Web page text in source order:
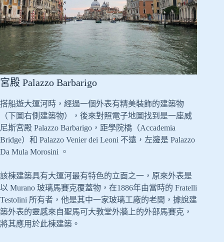
宮殿 Palazzo Barbarigo
搭船遊大運河時，經過一個外表有精美裝飾的建築物
（下圖右側建築物），後來對照電子地圖找到是一座威
尼斯宮殿 Palazzo Barbarigo，距學院橋（Accademia
Bridge）和 Palazzo Venier dei Leoni 不遠，左邊是 Palazzo
Da Mula Morosini 。
該棟建築具有大運河最有特色的立面之一，原來外表是
以 Murano 玻璃馬賽克覆蓋物，在1886年由當時的 Fratelli
Testolini 所有者，他是其中一家玻璃工廠的老闆，據說建
築外表的靈感來自聖馬可大教堂外牆上的外部馬賽克，
將其應用於此棟建築。